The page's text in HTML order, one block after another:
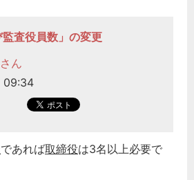
査役員数」の変更
さん
09:34
であれば取締役は3名以上必要で